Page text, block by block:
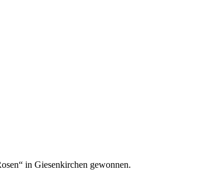
in Giesenkirchen gewonnen.